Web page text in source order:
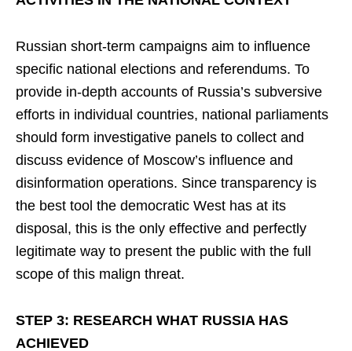
Russian short-term campaigns aim to influence
specific national elections and referendums. To
provide in-depth accounts of Russia’s subversive
efforts in individual countries, national parliaments
should form investigative panels to collect and
discuss evidence of Moscow’s influence and
disinformation operations. Since transparency is
the best tool the democratic West has at its
disposal, this is the only effective and perfectly
legitimate way to present the public with the full
scope of this malign threat.
STEP 3: RESEARCH WHAT RUSSIA HAS
ACHIEVED